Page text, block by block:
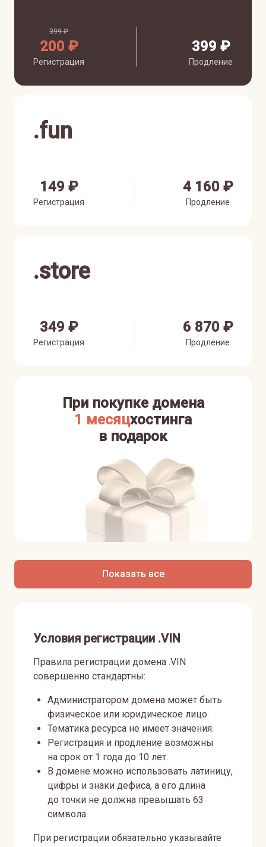
399 ₽
200 ₽
Регистрация
399 ₽
Продление
.fun
149 ₽
Регистрация
4 160 ₽
Продление
.store
349 ₽
Регистрация
6 870 ₽
Продление
При покупке домена
1 месяцхостинга
в подарок
Показать все
Условия регистрации .VIN
Правила регистрации домена .VIN
совершенно стандартны:
Администратором домена может быть
физическое или юридическое лицо.
Тематика ресурса не имеет значения.
Регистрация и продление возможны
на срок от 1 года до 10 лет.
В домене можно использовать латиницу,
цифры и знаки дефиса, а его длина
до точки не должна превышать 63
символа.
При регистрации обязательно указывайте